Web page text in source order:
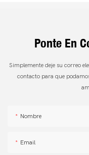
Ponte En
Simplemente deje su correo
contacto para que
Nombre
Email